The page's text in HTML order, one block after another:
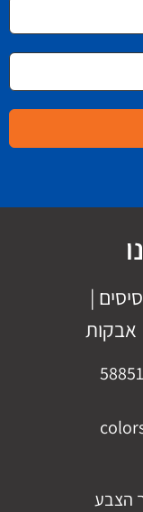
|
אבקות
הצבע